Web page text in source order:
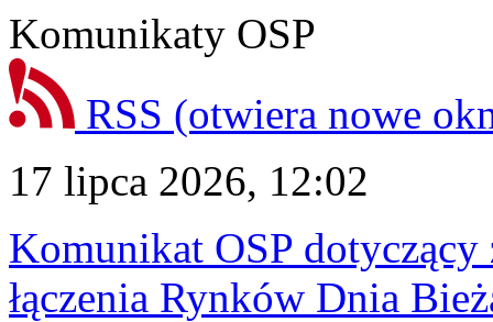
Komunikaty OSP
RSS (otwiera nowe
17 lipca 2026, 12:02
Komunikat OSP dotyczący
łączenia Rynków Dnia